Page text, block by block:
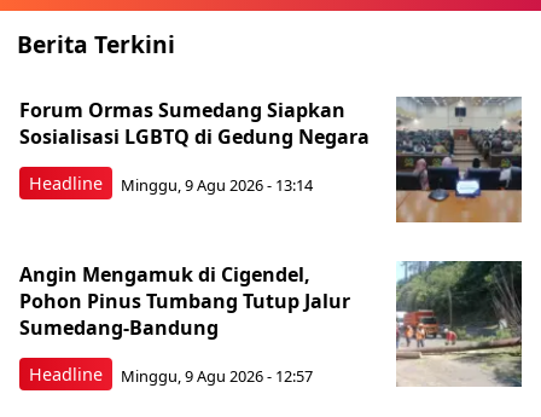
Berita Terkini
Headline
Forum Ormas Sumedang Siapkan
Sosialisasi LGBTQ di Gedung Negara
Minggu, 9 Agu 2026 - 13:14
Headline
Angin Mengamuk di Cigendel,
Pohon Pinus Tumbang Tutup Jalur
Sumedang-Bandung
Minggu, 9 Agu 2026 - 12:57